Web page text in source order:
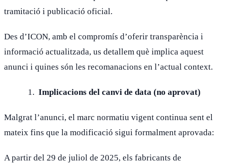
tramitació i publicació oficial.
Des d’ICON, amb el compromís d’oferir transparència i
informació actualitzada, us detallem què implica aquest
anunci i quines són les recomanacions en l’actual context.
Implicacions del canvi de data (no aprovat)
Malgrat l’anunci, el marc normatiu vigent continua sent el
mateix fins que la modificació sigui formalment aprovada:
A partir del 29 de juliol de 2025, els fabricants de